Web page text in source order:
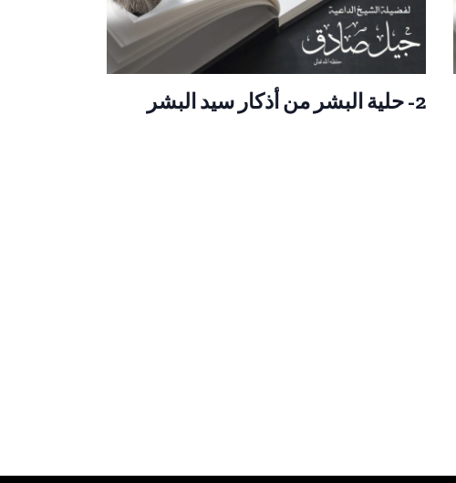
2- حلية البشر من أذكار سيد البشر